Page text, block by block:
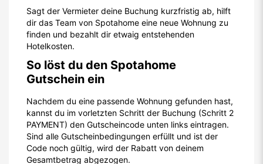
Sagt der Vermieter deine Buchung kurzfristig ab, hilft
dir das Team von Spotahome eine neue Wohnung zu
finden und bezahlt dir etwaig entstehenden
Hotelkosten.
So löst du den Spotahome
Gutschein ein
Nachdem du eine passende Wohnung gefunden hast,
kannst du im vorletzten Schritt der Buchung (Schritt 2
PAYMENT) den Gutscheincode unten links eintragen.
Sind alle Gutscheinbedingungen erfüllt und ist der
Code noch gültig, wird der Rabatt von deinem
Gesamtbetrag abgezogen.